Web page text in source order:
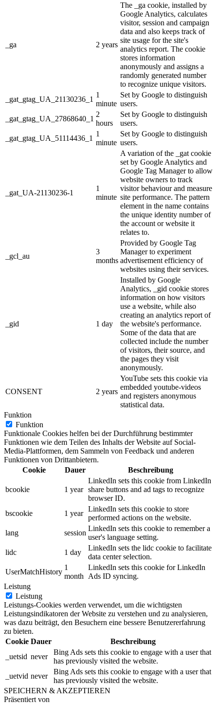
_ga 2 years
The _ga cookie, installed by
Google Analytics, calculates
visitor, session and campaign
data and also keeps track of
site usage for the site's
analytics report. The cookie
stores information
anonymously and assigns a
randomly generated number
to recognize unique visitors.
_gat_gtag_UA_21130236_1
1
minute
Set by Google to distinguish
users.
_gat_gtag_UA_27868640_1
2
hours
Set by Google to distinguish
users.
_gat_gtag_UA_51114436_1
1
minute
Set by Google to distinguish
users.
_gat_UA-21130236-1
1
minute
A variation of the _gat cookie
set by Google Analytics and
Google Tag Manager to allow
website owners to track
visitor behaviour and measure
site performance. The pattern
element in the name contains
the unique identity number of
the account or website it
relates to.
_gcl_au
3
months
Provided by Google Tag
Manager to experiment
advertisement efficiency of
websites using their services.
_gid 1 day
Installed by Google
Analytics, _gid cookie stores
information on how visitors
use a website, while also
creating an analytics report of
the website's performance.
Some of the data that are
collected include the number
of visitors, their source, and
the pages they visit
anonymously.
CONSENT 2 years
YouTube sets this cookie via
embedded youtube-videos
and registers anonymous
statistical data.
Funktion
Funktion
Funktionale Cookies helfen bei der Durchführung bestimmter
Funktionen wie dem Teilen des Inhalts der Website auf Social-
Media-Plattformen, dem Sammeln von Feedback und anderen
Funktionen von Drittanbietern.
Cookie
Dauer Beschreibung
bcookie 1 year
LinkedIn sets this cookie from LinkedIn
share buttons and ad tags to recognize
browser ID.
bscookie
1 year
LinkedIn sets this cookie to store
performed actions on the website.
lang
session
LinkedIn sets this cookie to remember a
user's language setting.
lidc
1 day
LinkedIn sets the lidc cookie to facilitate
data center selection.
UserMatchHistory
1
month
LinkedIn sets this cookie for LinkedIn
Ads ID syncing.
Leistung
Leistung
Leistungs-Cookies werden verwendet, um die wichtigsten
Leistungsindikatoren der Website zu verstehen und zu analysieren,
was dazu beiträgt, den Besuchern eine bessere Benutzererfahrung
zu bieten.
Cookie Dauer
Beschreibung
_uetsid never
Bing Ads sets this cookie to engage with a user that
has previously visited the website.
_uetvid never
Bing Ads sets this cookie to engage with a user that
has previously visited the website.
SPEICHERN & AKZEPTIEREN
Präsentiert von